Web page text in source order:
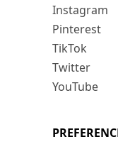
Instagram
Pinterest
TikTok
Twitter
YouTube